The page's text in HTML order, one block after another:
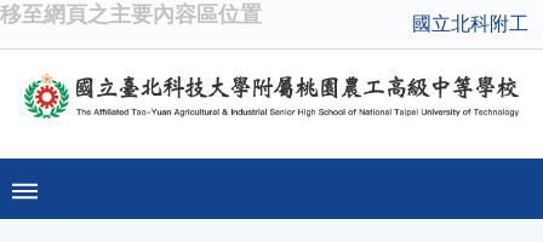
移至網頁之主要內容區位置 國立北科附工